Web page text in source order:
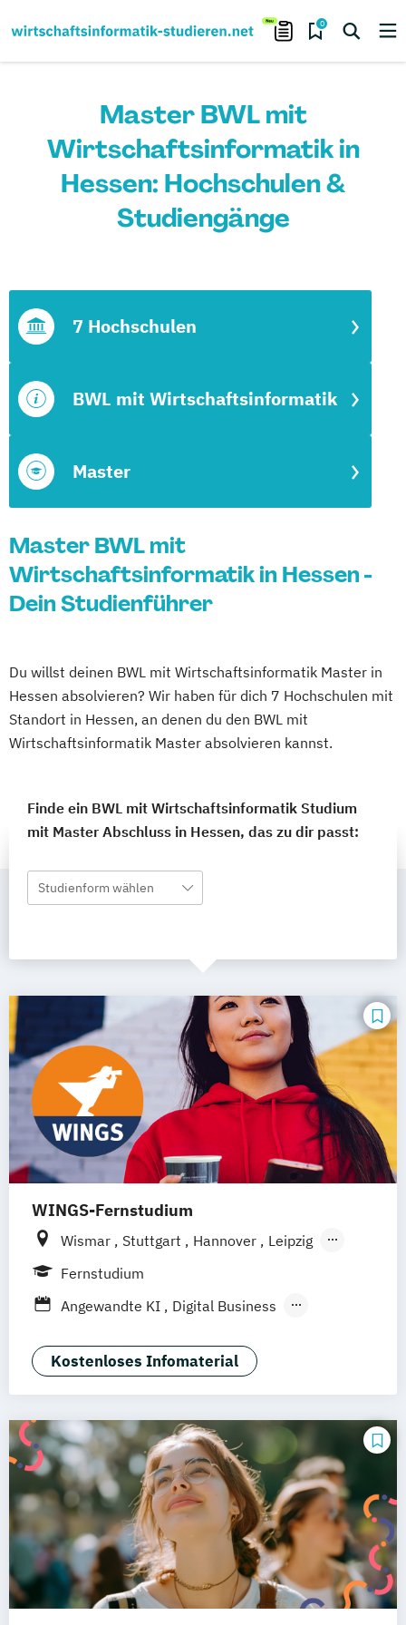
0
Master BWL mit
Wirtschaftsinformatik in
Hessen: Hochschulen &
Studiengänge
Master
BWL mit Wirtschaftsinformatik
7 Hochschulen
Master BWL mit
Wirtschaftsinformatik in Hessen -
Dein Studienführer
Du willst deinen BWL mit Wirtschaftsinformatik Master in
Hessen absolvieren? Wir haben für dich 7 Hochschulen mit
Standort in Hessen, an denen du den BWL mit
Wirtschaftsinformatik Master absolvieren kannst.
Finde ein BWL mit Wirtschaftsinformatik Studium
mit Master Abschluss in Hessen, das zu dir passt:
Studienform wählen
WINGS-Fernstudium
Wismar Stuttgart Hannover
Leipzig
Frankfurt am Main
Nürnberg
Fernstudium
Angewandte KI
Digital Business
IT-Forensik IT-Management & Consulting
IT-Sicherheit und Forensik
Kostenloses Infomaterial